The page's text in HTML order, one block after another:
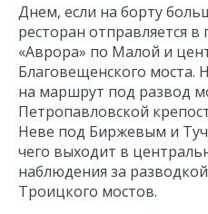
Дворцовый мост
Адмиралтейство
Медный всадник
Исаакиевский собор
Благовещенский мост
Днем, если на борту
ресторан отправляется в
«Аврора» по Малой и
Благовещенского
на маршрут под развод
Петропавловской
Неве под Биржевым и
чего выходит в
наблюдения за
Троицкого мостов.